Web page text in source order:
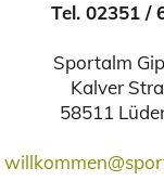
Tel. 02351 /
Sportalm
Kalver
58511